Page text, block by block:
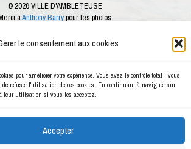
le consentement aux cookies
pour améliorer votre expérience. Vous avez le contrôle total : vous
de refuser l'utilisation de ces cookies. En continuant à naviguer sur
leur utilisation si vous les acceptez.
Accepter
© 2026 VILLE D'AMBLETEUSE
àAnthony Barrypour les photos
dans le cadre des ateliers numériques proposés par le
numérique de la ville d'Ambleteuse